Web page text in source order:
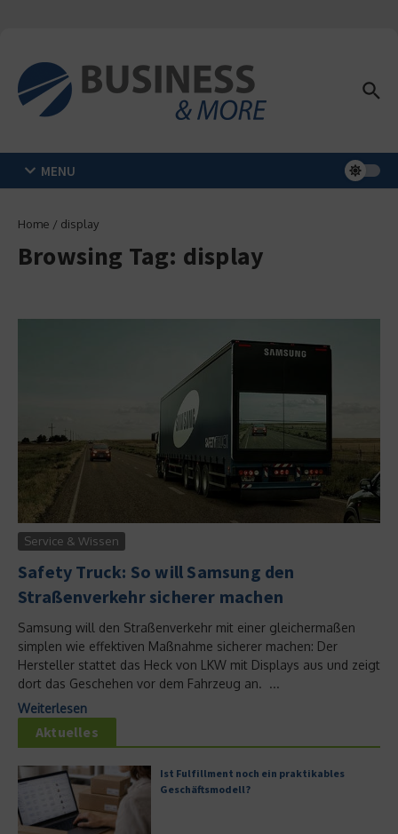
MENU
Home / display
Browsing Tag: display
Service & Wissen
Safety Truck: So will Samsung den
Straßenverkehr sicherer machen
Samsung will den Straßenverkehr mit einer gleichermaßen
simplen wie effektiven Maßnahme sicherer machen: Der
Hersteller stattet das Heck von LKW mit Displays aus und zeigt
dort das Geschehen vor dem Fahrzeug an. ...
Weiterlesen
Aktuelles
Ist Fulfillment noch ein praktikables
Geschäftsmodell?